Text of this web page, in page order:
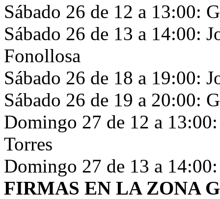
Sábado 26 de 12 a 13:00:
Sábado 26 de 13 a 14:00:
Fonollosa
Sábado 26 de 18 a 19:00:
Sábado 26 de 19 a 20:00:
Domingo 27 de 12 a
Torres
Domingo 27 de 13 a
FIRMAS EN LA ZONA